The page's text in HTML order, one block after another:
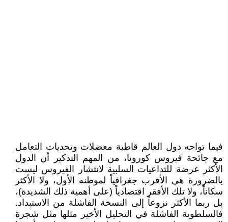
فيما تواجه دول العالم قاطبة معضلات وتحديات التعامل
مع جائحة فيروس كورونا، من المهم التذكير أن الدول
الأكثر عرضة للتداعيات السلبية لانتشار الفيروس ليست
بالضرورة هي الأقرب جغرافياً لموطنه الأول، ولا الأكثر
سكاناً، ولا تلك الأفقر اقتصادياً (على أهمية ذلك الشديدة)،
بل ربما الأكثر نزوعاً إلى النسخة الفاشلة من الاستبداد.
فالسلطوية الفاشلة في التحليل الأخير مثلها مثل شجرة